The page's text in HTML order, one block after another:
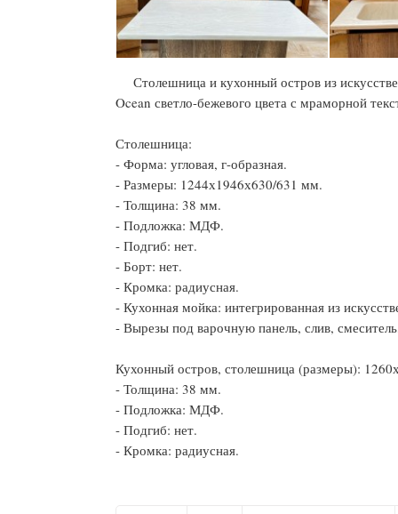
Столешница и кухонный остров из
Ocean светло-бежевого цвета с мраморной
Столешница:
- Форма: угловая, г-образная.
- Размеры: 1244х1946х630/631 мм.
- Толщина: 38 мм.
- Подложка: МДФ.
- Подгиб: нет.
- Борт: нет.
- Кромка: радиусная.
- Кухонная мойка: интегрированная из
- Вырезы под варочную панель, слив,
Кухонный остров, столешница (размеры):
- Толщина: 38 мм.
- Подложка: МДФ.
- Подгиб: нет.
- Кромка: радиусная.